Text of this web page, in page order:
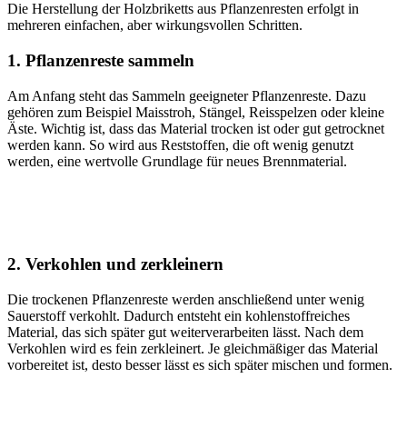
Die Herstellung der Holzbriketts aus Pflanzenresten erfolgt in
mehreren einfachen, aber wirkungsvollen Schritten.
1. Pflanzenreste sammeln
Am Anfang steht das Sammeln geeigneter Pflanzenreste. Dazu
gehören zum Beispiel Maisstroh, Stängel, Reisspelzen oder kleine
Äste. Wichtig ist, dass das Material trocken ist oder gut getrocknet
werden kann. So wird aus Reststoffen, die oft wenig genutzt
werden, eine wertvolle Grundlage für neues Brennmaterial.
2. Verkohlen und zerkleinern
Die trockenen Pflanzenreste werden anschließend unter wenig
Sauerstoff verkohlt. Dadurch entsteht ein kohlenstoffreiches
Material, das sich später gut weiterverarbeiten lässt. Nach dem
Verkohlen wird es fein zerkleinert. Je gleichmäßiger das Material
vorbereitet ist, desto besser lässt es sich später mischen und formen.